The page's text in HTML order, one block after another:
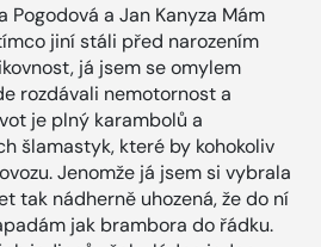
a Jan Kanyza Mám
jiní stáli před narozením
já jsem se omylem
rozdávali nemotornost a
je plný karambolů a
šlamastyk, které by kohokoliv
Jenomže já jsem si vybrala
tak nádherně uhozená, že do ní
jak brambora do řádku.